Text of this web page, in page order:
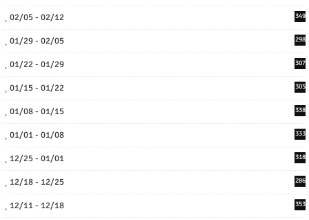
02/05 - 02/12 349
01/29 - 02/05 298
01/22 - 01/29 307
01/15 - 01/22 305
01/08 - 01/15 338
01/01 - 01/08 333
12/25 - 01/01 318
12/18 - 12/25 286
12/11 - 12/18 353